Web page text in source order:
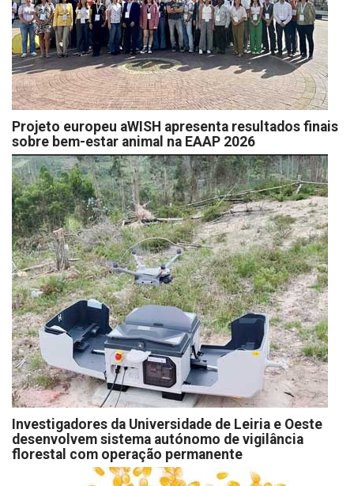
Projeto europeu aWISH apresenta resultados finais
sobre bem-estar animal na EAAP 2026
Investigadores da Universidade de Leiria e Oeste
desenvolvem sistema autónomo de vigilância
florestal com operação permanente